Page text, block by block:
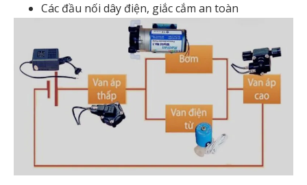
Các đầu nối dây điện, giắc cắm an toàn